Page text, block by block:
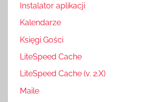
Instalator aplikacji
Kalendarze
Księgi Gości
LiteSpeed Cache
LiteSpeed Cache (v. 2.X)
Maile